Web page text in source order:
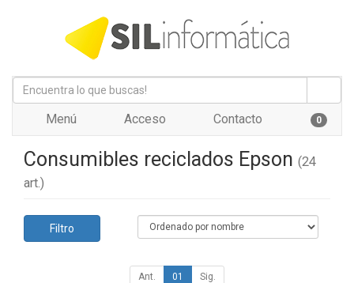
Menú Acceso Contacto 0
Consumibles reciclados Epson (24
art.)
Filtro
Ant. 01 Sig.